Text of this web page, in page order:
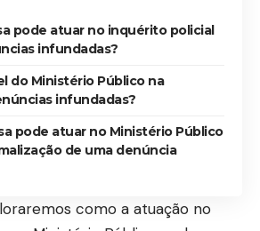
pode atuar no inquérito policial
infundadas?
do Ministério Público na
infundadas?
pode atuar no Ministério Público
de uma denúncia
como a atuação no